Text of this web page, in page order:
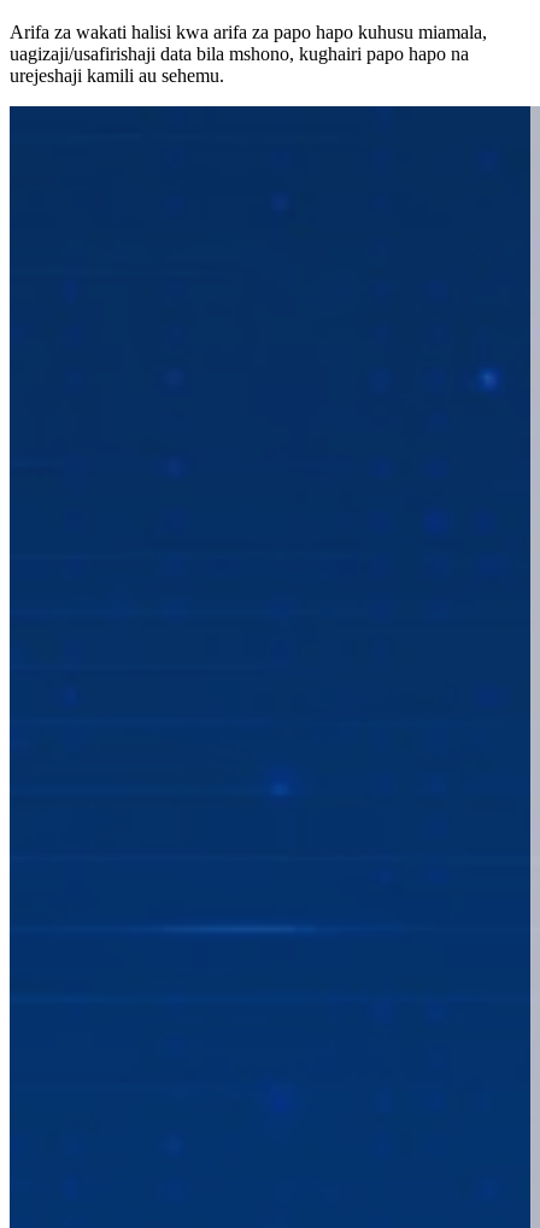
Arifa za wakati halisi kwa arifa za papo hapo kuhusu miamala,
uagizaji/usafirishaji data bila mshono, kughairi papo hapo na
urejeshaji kamili au sehemu.